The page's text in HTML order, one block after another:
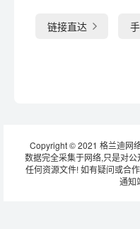
链接直达
Copyright © 2021 格兰迪网
数据完全采集于网络,只是对
任何资源文件! 如有疑问或合
通知